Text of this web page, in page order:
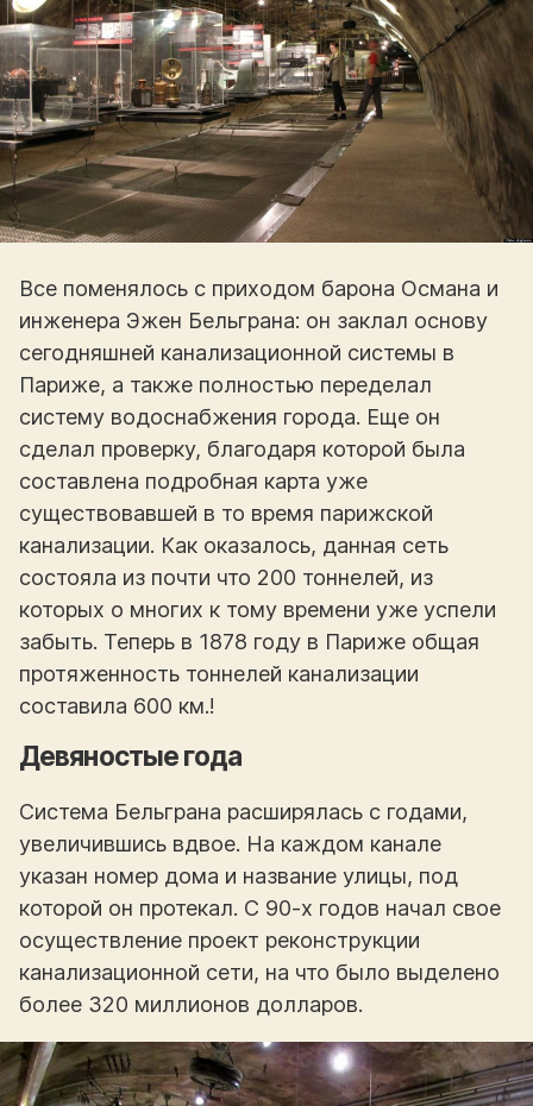
Все поменялось с приходом барона Османа и
инженера Эжен Бельграна: он заклал основу
сегодняшней канализационной системы в
Париже, а также полностью переделал
систему водоснабжения города. Еще он
сделал проверку, благодаря которой была
составлена подробная карта уже
существовавшей в то время парижской
канализации. Как оказалось, данная сеть
состояла из почти что 200 тоннелей, из
которых о многих к тому времени уже успели
забыть. Теперь в 1878 году в Париже общая
протяженность тоннелей канализации
составила 600 км.!
Девяностые года
Система Бельграна расширялась с годами,
увеличившись вдвое. На каждом канале
указан номер дома и название улицы, под
которой он протекал. С 90-х годов начал свое
осуществление проект реконструкции
канализационной сети, на что было выделено
более 320 миллионов долларов.